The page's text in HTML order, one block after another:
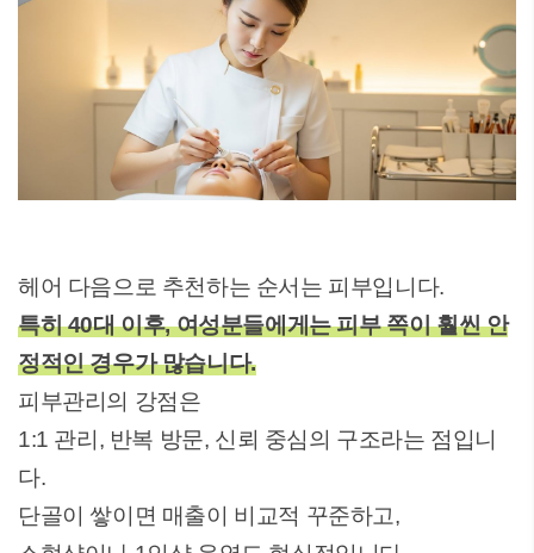
헤어 다음으로 추천하는 순서는 피부입니다.
특히 40대 이후, 여성분들에게는 피부 쪽이 훨씬 안
정적인 경우가 많습니다.
피부관리의 강점은
1:1 관리, 반복 방문, 신뢰 중심의 구조라는 점입니
다.
단골이 쌓이면 매출이 비교적 꾸준하고,